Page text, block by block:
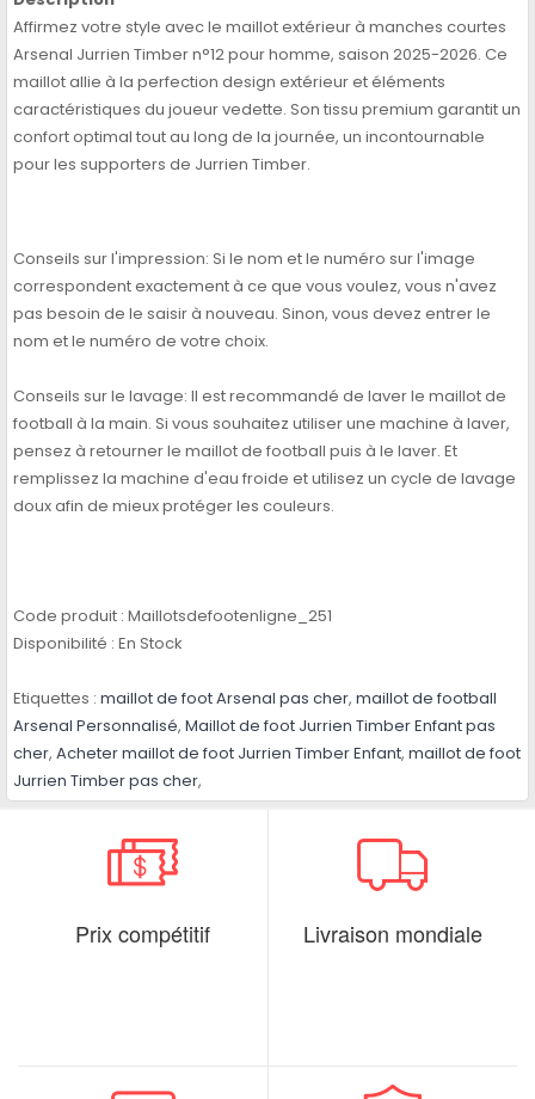
Affirmez votre style avec le maillot extérieur à manches courtes
Arsenal Jurrien Timber n°12 pour homme, saison 2025-2026. Ce
maillot allie à la perfection design extérieur et éléments
caractéristiques du joueur vedette. Son tissu premium garantit un
confort optimal tout au long de la journée, un incontournable
pour les supporters de Jurrien Timber.
Conseils sur l'impression: Si le nom et le numéro sur l'image
correspondent exactement à ce que vous voulez, vous n'avez
pas besoin de le saisir à nouveau. Sinon, vous devez entrer le
nom et le numéro de votre choix.
Conseils sur le lavage: Il est recommandé de laver le maillot de
football à la main. Si vous souhaitez utiliser une machine à laver,
pensez à retourner le maillot de football puis à le laver. Et
remplissez la machine d'eau froide et utilisez un cycle de lavage
doux afin de mieux protéger les couleurs.
Code produit : Maillotsdefootenligne_251
Disponibilité : En Stock
Etiquettes : maillot de foot Arsenal pas cher, maillot de football
Arsenal Personnalisé, Maillot de foot Jurrien Timber Enfant pas
cher, Acheter maillot de foot Jurrien Timber Enfant, maillot de foot
Jurrien Timber pas cher,
Prix compétitif Livraison mondiale